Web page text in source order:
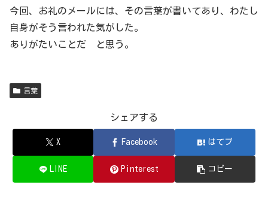
今回、お礼のメールには、その言葉が書いてあり、わたし
自身がそう言われた気がした。
ありがたいことだ と思う。
言葉
シェアする
X Facebook はてブ
LINE Pinterest コピー